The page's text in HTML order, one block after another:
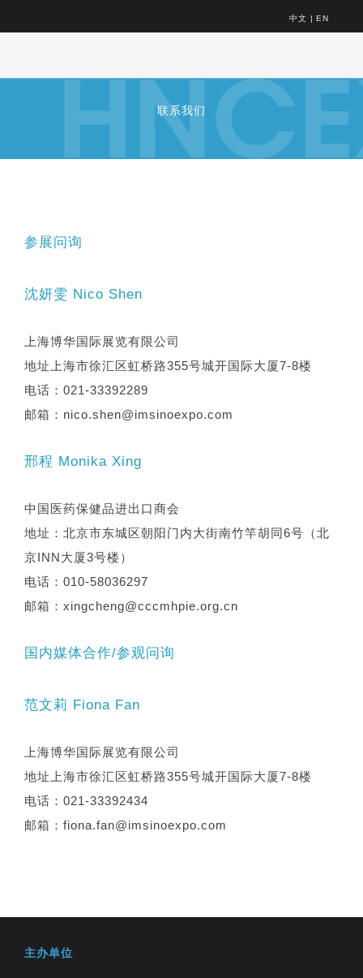
中文 | EN
联系我们
参展问询
沈妍雯 Nico Shen
上海博华国际展览有限公司
地址上海市徐汇区虹桥路355号城开国际大厦7-8楼
电话：021-33392289
邮箱：nico.shen@imsinoexpo.com
邢程 Monika Xing
中国医药保健品进出口商会
地址：北京市东城区朝阳门内大街南竹竿胡同6号（北
京INN大厦3号楼）
电话：010-58036297
邮箱：xingcheng@cccmhpie.org.cn
国内媒体合作/参观问询
范文莉 Fiona Fan
上海博华国际展览有限公司
地址上海市徐汇区虹桥路355号城开国际大厦7-8楼
电话：021-33392434
邮箱：fiona.fan@imsinoexpo.com
主办单位